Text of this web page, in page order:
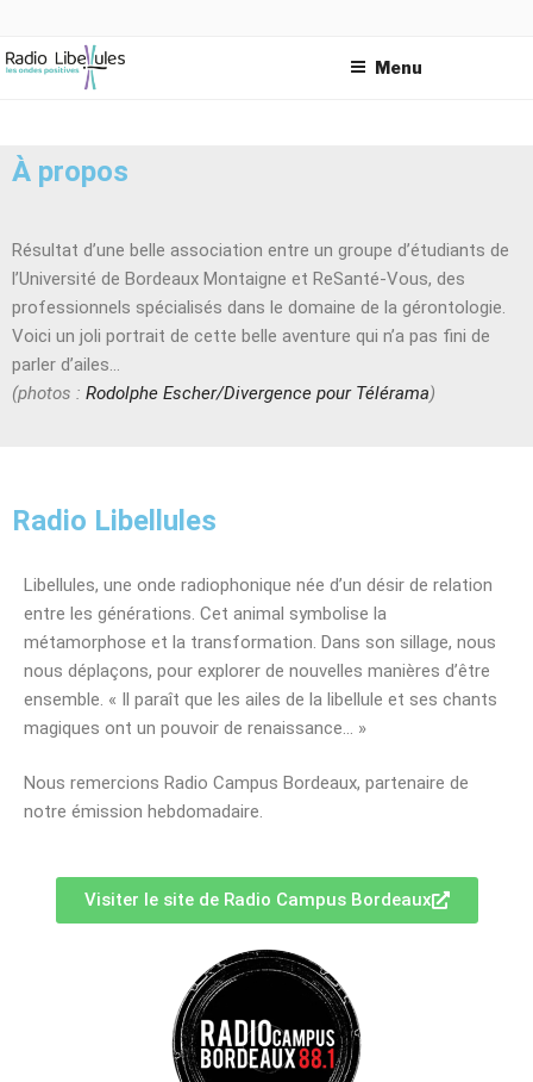
RADIO LIBELLULES
Menu
À propos
Résultat d’une belle association entre un groupe d’étudiants de
l’Université de Bordeaux Montaigne et ReSanté-Vous, des
professionnels spécialisés dans le domaine de la gérontologie.
Voici un joli portrait de cette belle aventure qui n’a pas fini de
parler d’ailes…
(photos : Rodolphe Escher/Divergence pour Télérama)
Radio Libellules
Libellules, une onde radiophonique née d’un désir de relation
entre les générations. Cet animal symbolise la
métamorphose et la transformation. Dans son sillage, nous
nous déplaçons, pour explorer de nouvelles manières d’être
ensemble. « Il paraît que les ailes de la libellule et ses chants
magiques ont un pouvoir de renaissance… »
Nous remercions Radio Campus Bordeaux, partenaire de
notre émission hebdomadaire.
Visiter le site de Radio Campus Bordeaux